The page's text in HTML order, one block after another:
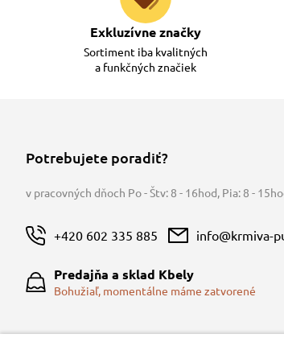
Exkluzívne značky
Sortiment iba kvalitných
a funkčných značiek
Potrebujete poradiť?
v pracovných dňoch Po - Štv: 8 - 16hod, Pia: 8 -
+420 602 335 885 info@krmiva-
Predajňa a sklad Kbely
Bohužiaľ, momentálne máme zatvorené